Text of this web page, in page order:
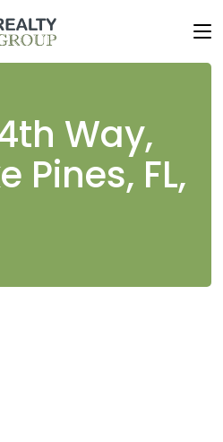
Way,
Pines, FL,